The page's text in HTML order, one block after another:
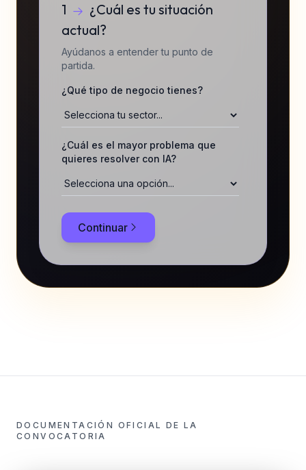
1
¿Cuál es tu situación
actual?
Ayúdanos a entender tu punto de
partida.
¿Qué tipo de negocio tienes?
¿Cuál es el mayor problema que
quieres resolver con IA?
Continuar
DOCUMENTACIÓN OFICIAL DE LA
CONVOCATORIA